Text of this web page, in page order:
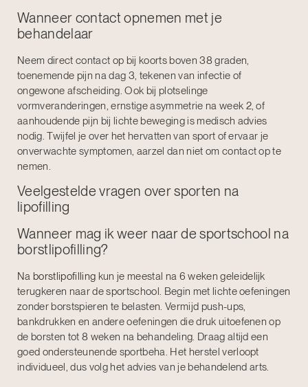
Wanneer contact opnemen met je
behandelaar
Neem direct contact op bij koorts boven 38 graden,
toenemende pijn na dag 3, tekenen van infectie of
ongewone afscheiding. Ook bij plotselinge
vormveranderingen, ernstige asymmetrie na week 2, of
aanhoudende pijn bij lichte beweging is medisch advies
nodig. Twijfel je over het hervatten van sport of ervaar je
onverwachte symptomen, aarzel dan niet om contact op te
nemen.
Veelgestelde vragen over sporten na
lipofilling
Wanneer mag ik weer naar de sportschool na
borstlipofilling?
Na borstlipofilling kun je meestal na 6 weken geleidelijk
terugkeren naar de sportschool. Begin met lichte oefeningen
zonder borstspieren te belasten. Vermijd push-ups,
bankdrukken en andere oefeningen die druk uitoefenen op
de borsten tot 8 weken na behandeling. Draag altijd een
goed ondersteunende sportbeha. Het herstel verloopt
individueel, dus volg het advies van je behandelend arts.